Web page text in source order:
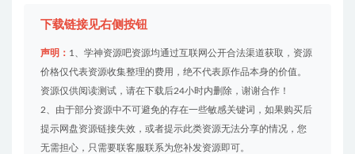
下载链接见右侧按钮
声明： 1、学神资源吧资源均通过互联网公开合法渠道获取，资源
价格仅代表资源收集整理的费用，绝不代表原作品本身的价值。
资源仅供阅读测试，请在下载后24小时内删除，谢谢合作！
2、由于部分资源中不可避免的存在一些敏感关键词，如果购买后
提示网盘资源链接失效，或者提示此类资源无法分享的情况，您
无需担心，只需要联客服联系为您补发资源即可。